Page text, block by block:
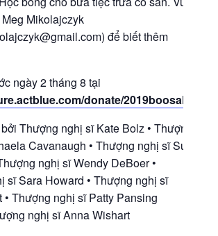
Mikolajczyk
để biết thêm
ngày 2 tháng 8 tại
donate/2019boosalis
Thượng nghị sĩ Kate Bolz • Thượng
Cavanaugh • Thượng nghị sĩ Sue
nghị sĩ Wendy DeBoer •
sĩ Sara Howard • Thượng nghị sĩ
• Thượng nghị sĩ Patty Pansing
nghị sĩ Anna Wishart